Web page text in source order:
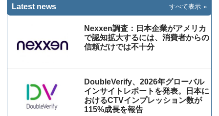
Latest news すべて表示
Nexxen調査：日本企業がアメリカ
で認知拡大するには、消費者からの
信頼だけでは不十分
DoubleVerify、2026年グローバル
インサイトレポートを発表。日本に
おけるCTVインプレッション数が
115%成⻑を報告